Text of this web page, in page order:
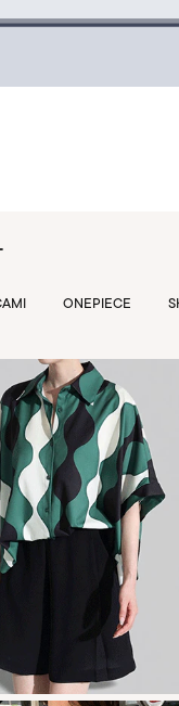
SKIRTS OUTWEAR